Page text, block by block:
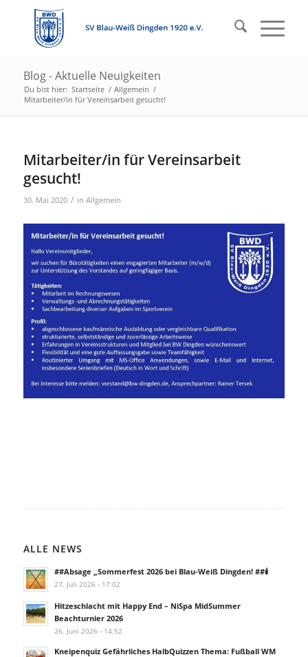
Blog - Aktuelle Neuigkeiten
Du bist hier: Startseite / Allgemein /
Mitarbeiter/in für Vereinsarbeit gesucht!
Mitarbeiter/in für Vereinsarbeit
gesucht!
30. Mai 2020 / in Allgemein
ALLE NEWS
##Absage „Sommerfest 2026 bei Blau-Weiß Dingden! ##🕯️
27. Juli 2026 - 17:02
Hitzeschlacht mit Happy End – NiSpa MidSummer
Beachturnier 2026
26. Juni 2026 - 14:52
Kneipenquiz Gefährliches HalbQuizzen Thema: Fußball WM